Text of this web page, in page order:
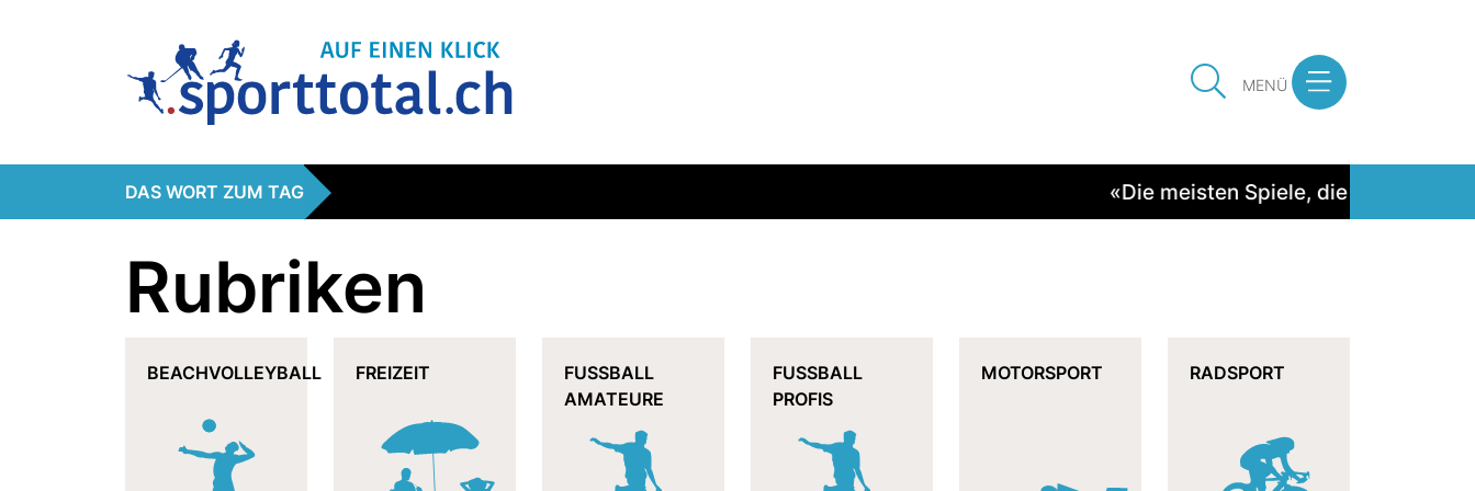
MENÜ
DAS WORT ZUM TAG «Die meisten Spiele, die 1:0
Rubriken
BEACHVOLLEYBALL FREIZEIT
FUSSBALL
AMATEURE
FUSSBALL
PROFIS
MOTORSPORT RADSPORT